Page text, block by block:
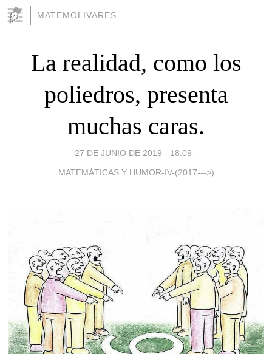
MATEMOLIVARES
La realidad, como los
poliedros, presenta
muchas caras.
27 DE JUNIO DE 2019 - 18:09 -
MATEMÁTICAS Y HUMOR-IV-(2017--->)